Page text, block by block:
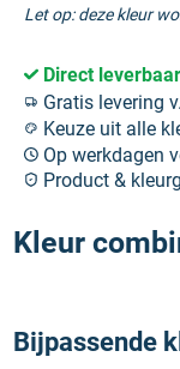
Let op: deze kleur
Direct leverbaar
Gratis levering
Keuze uit alle
Op werkdagen
Product &
Kleur
Bijpassende